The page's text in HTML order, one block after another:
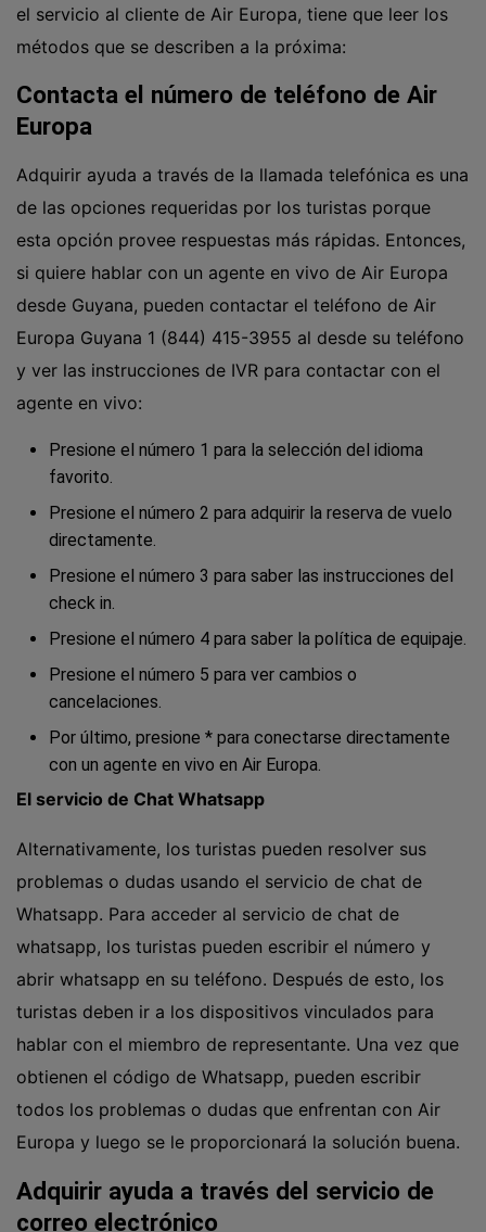
el servicio al cliente de Air Europa, tiene que leer los
métodos que se describen a la próxima:
Contacta el número de teléfono de Air
Europa
Adquirir ayuda a través de la llamada telefónica es una
de las opciones requeridas por los turistas porque
esta opción provee respuestas más rápidas. Entonces,
si quiere hablar con un agente en vivo de Air Europa
desde Guyana, pueden contactar el teléfono de Air
Europa Guyana 1 (844) 415-3955 al desde su teléfono
y ver las instrucciones de IVR para contactar con el
agente en vivo:
Presione el número 1 para la selección del idioma
favorito.
Presione el número 2 para adquirir la reserva de vuelo
directamente.
Presione el número 3 para saber las instrucciones del
check in.
Presione el número 4 para saber la política de equipaje.
Presione el número 5 para ver cambios o
cancelaciones.
Por último, presione * para conectarse directamente
con un agente en vivo en Air Europa.
El servicio de Chat Whatsapp
Alternativamente, los turistas pueden resolver sus
problemas o dudas usando el servicio de chat de
Whatsapp. Para acceder al servicio de chat de
whatsapp, los turistas pueden escribir el número y
abrir whatsapp en su teléfono. Después de esto, los
turistas deben ir a los dispositivos vinculados para
hablar con el miembro de representante. Una vez que
obtienen el código de Whatsapp, pueden escribir
todos los problemas o dudas que enfrentan con Air
Europa y luego se le proporcionará la solución buena.
Adquirir ayuda a través del servicio de
correo electrónico